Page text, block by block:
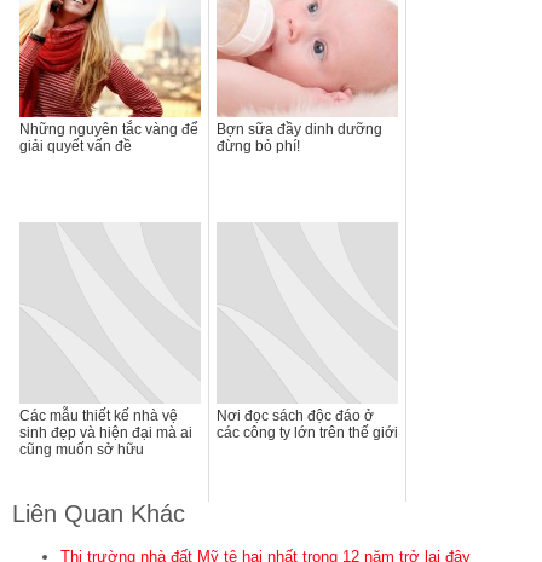
Những nguyên tắc vàng để
giải quyết vấn đề
Bợn sữa đầy dinh dưỡng
đừng bỏ phí!
Các mẫu thiết kế nhà vệ
sinh đẹp và hiện đại mà ai
cũng muốn sở hữu
Nơi đọc sách độc đáo ở
các công ty lớn trên thế giới
Liên Quan Khác
Thị trường nhà đất Mỹ tệ hại nhất trong 12 năm trở lại đây